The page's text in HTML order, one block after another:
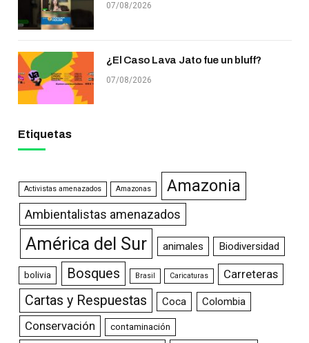
07/08/2026
¿El Caso Lava Jato fue un bluff?
07/08/2026
Etiquetas
Activistas amenazados Amazonas Amazonia
Ambientalistas amenazados
América del Sur animales Biodiversidad
bolivia Bosques Brasil Caricaturas Carreteras
Cartas y Respuestas Coca Colombia
Conservación contaminación